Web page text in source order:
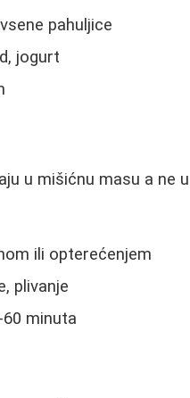
pahuljice
jogurt
u mišićnu masu a ne
ili opterećenjem
plivanje
minuta